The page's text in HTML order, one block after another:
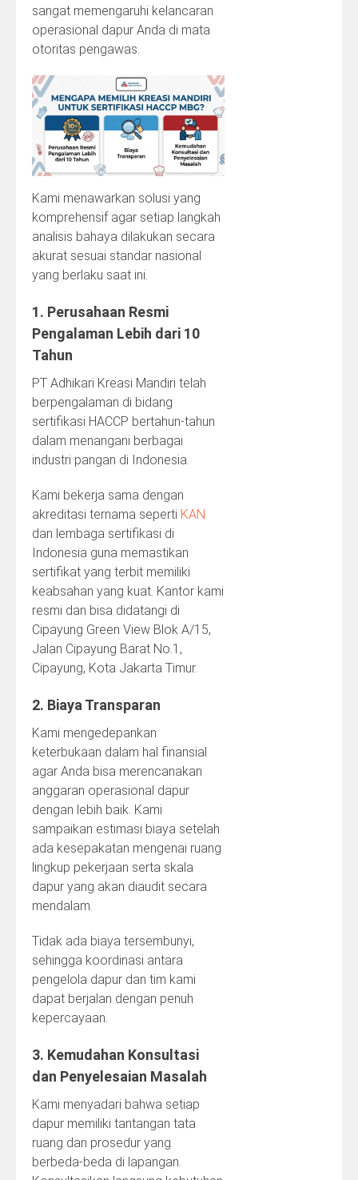
sangat memengaruhi kelancaran
operasional dapur Anda di mata
otoritas pengawas.
Kami menawarkan solusi yang
komprehensif agar setiap langkah
analisis bahaya dilakukan secara
akurat sesuai standar nasional
yang berlaku saat ini.
1. Perusahaan Resmi
Pengalaman Lebih dari 10
Tahun
PT Adhikari Kreasi Mandiri telah
berpengalaman di bidang
sertifikasi HACCP bertahun-tahun
dalam menangani berbagai
industri pangan di Indonesia.
Kami bekerja sama dengan
akreditasi ternama seperti KAN
dan lembaga sertifikasi di
Indonesia guna memastikan
sertifikat yang terbit memiliki
keabsahan yang kuat. Kantor kami
resmi dan bisa didatangi di
Cipayung Green View Blok A/15,
Jalan Cipayung Barat No.1,
Cipayung, Kota Jakarta Timur.
2. Biaya Transparan
Kami mengedepankan
keterbukaan dalam hal finansial
agar Anda bisa merencanakan
anggaran operasional dapur
dengan lebih baik. Kami
sampaikan estimasi biaya setelah
ada kesepakatan mengenai ruang
lingkup pekerjaan serta skala
dapur yang akan diaudit secara
mendalam.
Tidak ada biaya tersembunyi,
sehingga koordinasi antara
pengelola dapur dan tim kami
dapat berjalan dengan penuh
kepercayaan.
3. Kemudahan Konsultasi
dan Penyelesaian Masalah
Kami menyadari bahwa setiap
dapur memiliki tantangan tata
ruang dan prosedur yang
berbeda-beda di lapangan.